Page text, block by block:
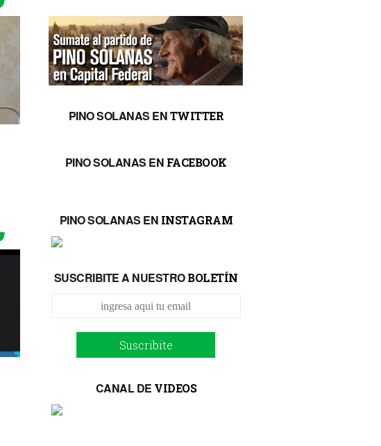
PINO SOLANAS ENTWITTER
PINO SOLANAS EN FACEBOOK
PINO SOLANAS EN INSTAGRAM
SUSCRIBITE A NUESTROBOLETÍN
Suscribite
CANAL DE VIDEOS